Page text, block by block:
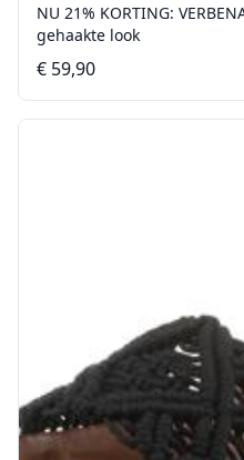
NU 21% KORTING:
gehaakte look
€ 59,90